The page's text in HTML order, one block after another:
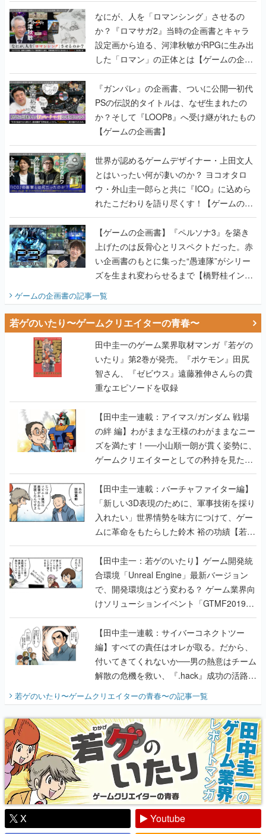
なにが、人を「ロマンシング」させるの
か？『ロマサガ2』当時の企画書とキャラ
設定画から迫る、河津秋敏がRPGに生み出
した「ロマン」の正体とは【ゲームの企画
書】
『ガンパレ』の企画書、ついに公開━初代
PSの伝説的タイトルは、なぜ生まれたの
か？そして『LOOP8』へ受け継がれたもの
【ゲームの企画書】
世界が認めるゲームデザイナー・上田文人
とはいったい何が凄いのか？ ヨコオタロ
ウ・外山圭一郎らと共に『ICO』に込めら
れたこだわりを語り尽くす！【ゲームの企
画書】
【ゲームの企画書】『ペルソナ3』を築き
上げたのは反骨心とリスペクトだった。赤
い企画書のもとに集った“愚連隊”がシリー
ズを生まれ変わらせるまで【橋野桂インタ
ゲームの企画書の記事一覧
若ゲのいたり〜ゲームクリエイターの青春〜
田中圭一のゲーム業界取材マンガ『若ゲの
いたり』第2巻が発売。『ポケモン』田尻
智さん、『ゼビウス』遠藤雅伸さんらの貴
重なエピソードを収録
【田中圭一連載：アイマス/ガンダム 戦場
の絆 編】わがままな王様のわがままなニー
ズを満たす！──小山順一朗が貫く姿勢に、
ゲームクリエイターとしての矜持を見た
【若ゲのいたり最終回】
【田中圭一連載：バーチャファイター編】
「新しい3D表現のために、軍事技術を採り
入れたい」世界情勢を味方につけて、ゲー
ムに革命をもたらした鈴木 裕の功績【若ゲ
のいたり】
【田中圭一：若ゲのいたり】ゲーム開発統
合環境「Unreal Engine」最新バージョン
で、開発環境はどう変わる？ ゲーム業界向
けソリューションイベント「GTMF2019」
に行って、より理解を深めよう【PR】
【田中圭一連載：サイバーコネクトツー
編】すべての責任はオレが取る。だから、
付いてきてくれないか──男の熱意はチーム
解散の危機を救い、『.hack』成功の活路を
『少年ジャンプ』色だった【若ゲのいた
り】
若ゲのいたり〜ゲームクリエイターの青春〜の記事一覧
X
Youtube